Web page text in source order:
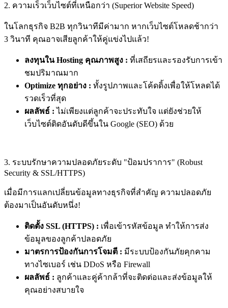
2. ความเร็วเว็บไซต์ที่เหนือกว่า (Superior Website Speed)
ในโลกธุรกิจ B2B ทุกวินาทีมีค่ามาก หากเว็บไซต์โหลดช้ากว่า
3 วินาที คุณอาจเสียลูกค้าให้คู่แข่งไปแล้ว!
ลงทุนใน Hosting คุณภาพสูง : ที่เสถียรและรองรับการเข้า
ชมปริมาณมาก
Optimize ทุกอย่าง : ทั้งรูปภาพและโค้ดดิ้งเพื่อให้โหลดได้
รวดเร็วที่สุด
ผลลัพธ์ : ไม่เพียงแต่ลูกค้าจะประทับใจ แต่ยังช่วยให้
เว็บไซต์ติดอันดับดีขึ้นใน Google (SEO) ด้วย
3. ระบบรักษาความปลอดภัยระดับ "ป้อมปราการ" (Robust
Security & SSL/HTTPS)
เมื่อมีการแลกเปลี่ยนข้อมูลทางธุรกิจที่สำคัญ ความปลอดภัย
ต้องมาเป็นอันดับหนึ่ง!
ติดตั้ง SSL (HTTPS) : เพื่อเข้ารหัสข้อมูล ทำให้การส่ง
ข้อมูลของลูกค้าปลอดภัย
มาตรการป้องกันการโจมตี : มีระบบป้องกันภัยคุกคาม
ทางไซเบอร์ เช่น DDoS หรือ Firewall
ผลลัพธ์ : ลูกค้าและคู่ค้ากล้าที่จะติดต่อและส่งข้อมูลให้
คุณอย่างสบายใจ